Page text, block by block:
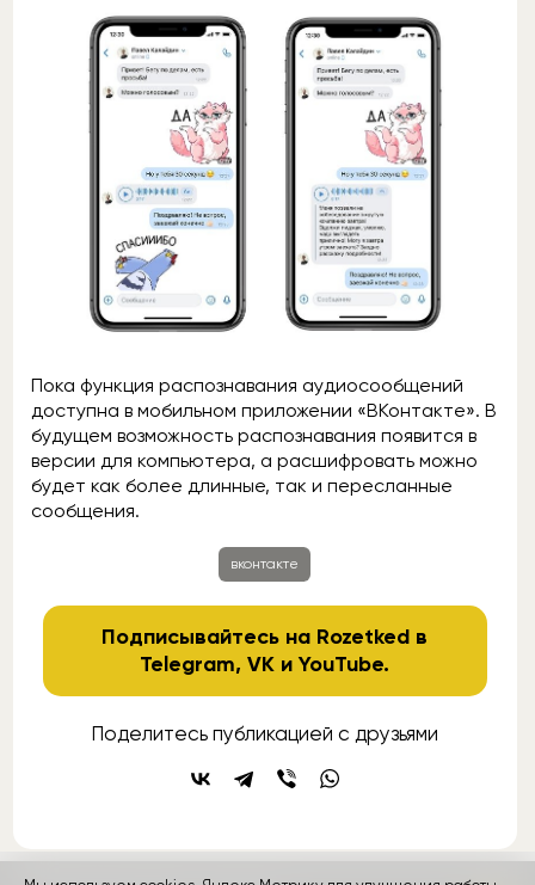
Пока функция распознавания аудиосообщений
доступна в мобильном приложении «ВКонтакте». В
будущем возможность распознавания появится в
версии для компьютера, а расшифровать можно
будет как более длинные, так и пересланные
сообщения.
вконтакте
Подписывайтесь на Rozetked в
Telegram,VK иYouTube.
Поделитесь публикацией с друзьями